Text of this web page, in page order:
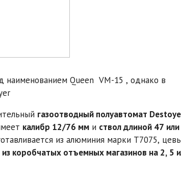
наименованием Queen VM-15 , однако в
газоотводный полуавтомат
калибр 12/76 мм и ствол длиной 47
из алюминия марки T7075,
коробчатых отъемных магазинов на 2, 5